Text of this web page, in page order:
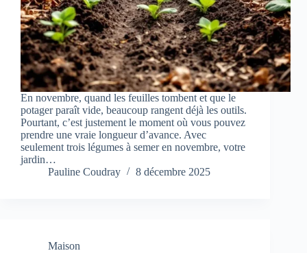
En novembre, quand les feuilles tombent et que le
potager paraît vide, beaucoup rangent déjà les outils.
Pourtant, c’est justement le moment où vous pouvez
prendre une vraie longueur d’avance. Avec
seulement trois légumes à semer en novembre, votre
jardin…
Pauline Coudray
8 décembre 2025
Maison